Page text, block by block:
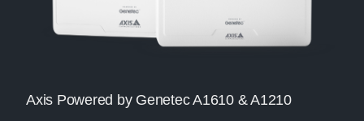
Axis Powered by Genetec A1610 & A1210